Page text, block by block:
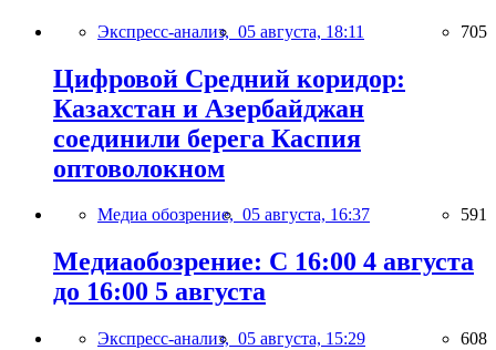
Экспресс-анализ, 05 августа, 18:11 705
Цифровой Средний коридор:
Казахстан и Азербайджан
соединили берега Каспия
оптоволокном
Медиа обозрение, 05 августа, 16:37 591
Медиаобозрение: С 16:00 4 августа
до 16:00 5 августа
Экспресс-анализ, 05 августа, 15:29 608